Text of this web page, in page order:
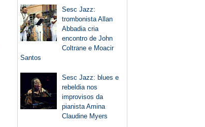
Sesc Jazz:
trombonista Allan
Abbadia cria
encontro de John
Coltrane e Moacir
Santos
Sesc Jazz: blues e
rebeldia nos
improvisos da
pianista Amina
Claudine Myers